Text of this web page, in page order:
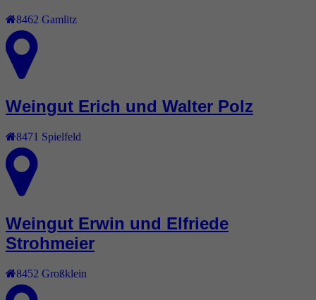
8462 Gamlitz
Weingut Erich und Walter Polz
8471 Spielfeld
Weingut Erwin und Elfriede
Strohmeier
8452 Großklein